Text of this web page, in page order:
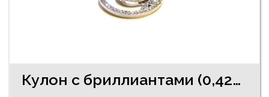
Кулон с бриллиантами (0,42ct) 1552-4061